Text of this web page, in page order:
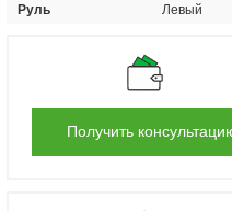
Руль
Левый
Получить